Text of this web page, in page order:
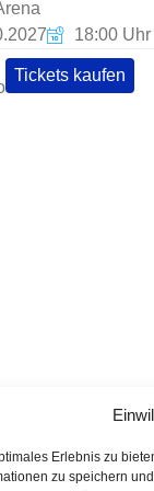
Erlebnis zu
zu speichern
18:00 Uhr
Tickets kaufen